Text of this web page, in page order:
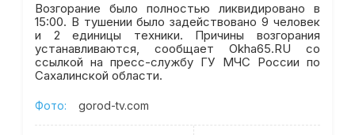
Возгорание было полностью ликвидировано в
15:00. В тушении было задействовано 9 человек
и 2 единицы техники. Причины возгорания
устанавливаются, сообщает Okha65.RU со
ссылкой на пресс-службу ГУ МЧС России по
Сахалинской области.
Фото: gorod-tv.com